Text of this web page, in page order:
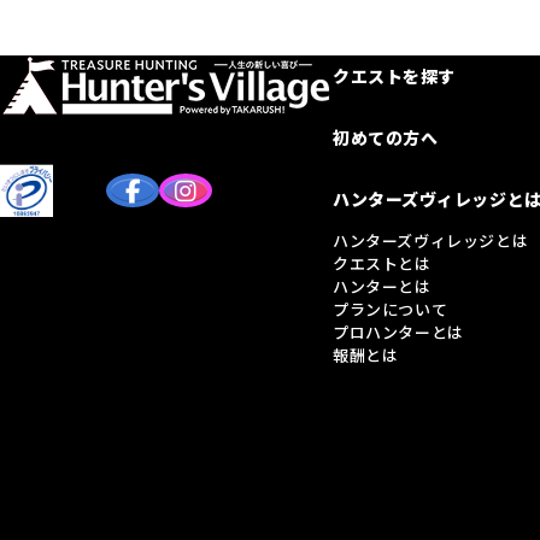
クエストを探す
初めての方へ
ハンターズヴィレッジと
ハンターズヴィレッジとは
クエストとは
ハンターとは
プランについて
プロハンターとは
報酬とは